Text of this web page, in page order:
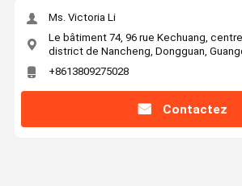
Ms. Victoria Li
Le bâtiment 74, 96 rue Kechuang,
district de Nancheng, Dongguan,
+8613809275028
Contactez